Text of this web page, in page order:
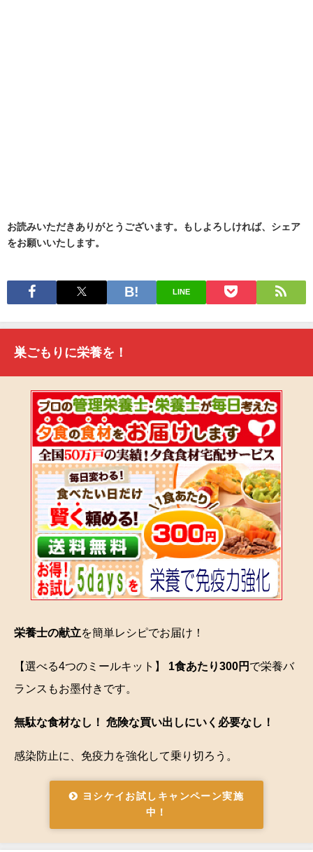
お読みいただきありがとうございます。もしよろしければ、シェア
をお願いいたします。
LINE
巣ごもりに栄養を！
栄養士の献立を簡単レシピでお届け！
【選べる4つのミールキット】 1食あたり300円 で栄養バ
ランスもお墨付きです。
無駄な食材なし！ 危険な買い出しにいく必要なし！
感染防止に、免疫力を強化して乗り切ろう。
ヨシケイお試しキャンペーン実施
中！